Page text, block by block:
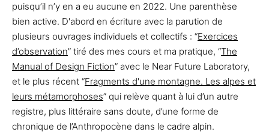
puisqu’il n’y en a eu aucune en 2022. Une parenthèse
bien active. D'abord en écriture avec la parution de
plusieurs ouvrages individuels et collectifs : “Exercices
d’observation” tiré des mes cours et ma pratique, “The
Manual of Design Fiction” avec le Near Future Laboratory,
et le plus récent “Fragments d'une montagne. Les alpes et
leurs métamorphoses” qui relève quant à lui d’un autre
registre, plus littéraire sans doute, d’une forme de
chronique de l’Anthropocène dans le cadre alpin.